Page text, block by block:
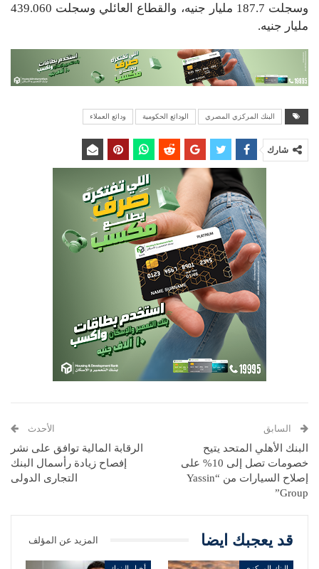
وسجلت 187.7 مليار جنيه، والقطاع العائلي وسجلت 439.060
مليار جنيه.
البنك المركزي المصري الودائع الحكومية ودائع العملاء
شارك
السابق
البنك الأهلي المتحد يتيح
خصومات تصل إلى 10% على
إصلاح السيارات من “Yassin
Group”
الأحدث
الرقابة المالية توافق على نشر
إفصاح زيادة رأسمال البنك
التجارى الدولى
قد يعجبك ايضا المزيد عن المؤلف